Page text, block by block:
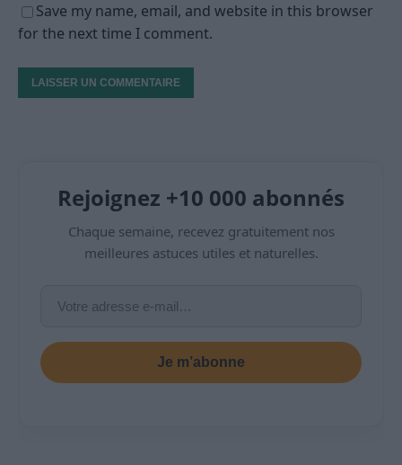
Save my name, email, and website in this browser
for the next time I comment.
Rejoignez +10 000 abonnés
Chaque semaine, recevez gratuitement nos
meilleures astuces utiles et naturelles.
Je m’abonne